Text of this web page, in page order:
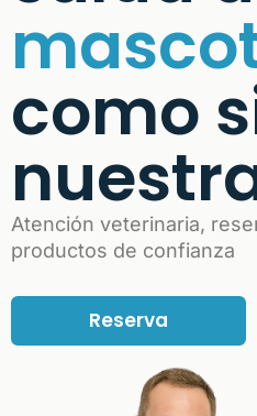
como
Atención veterinaria,
productos de confianza
Reserva